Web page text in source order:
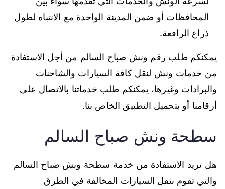
المحافظات أو ضمن المدينة الواحدة مع الانتباه لطول
ذراع الرافعة.
يمكنكم طلب رقم ونش صباح السالم من أجل الاستفادة
من خدمات ونش لنقل كافة السيارات والشاحنات
والبرادات وغيرها، يمكنكم طلب خدماتنا بالاتصال على
أرقامنا أو بتحميل التطبيق الخاص بنا.
سطحة ونش صباح السالم
هل تريد الاستفادة من خدمة سطحة ونش صباح السالم
والتي تقوم بنقل السيارات المخالفة في الطرق